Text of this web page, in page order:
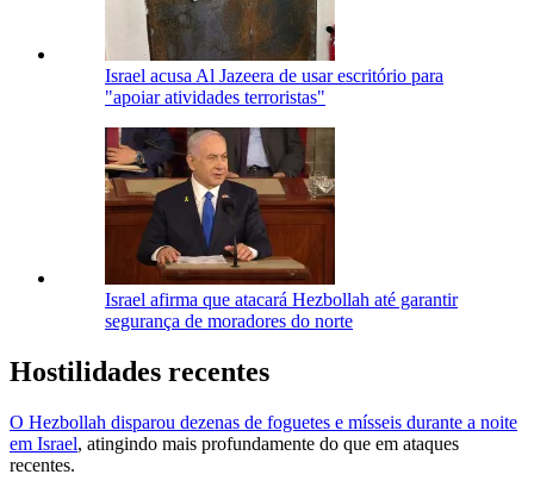
Israel acusa Al Jazeera de usar escritório para
"apoiar atividades terroristas"
Israel afirma que atacará Hezbollah até garantir
segurança de moradores do norte
Hostilidades recentes
O Hezbollah disparou dezenas de foguetes e mísseis durante a noite
em Israel, atingindo mais profundamente do que em ataques
recentes.